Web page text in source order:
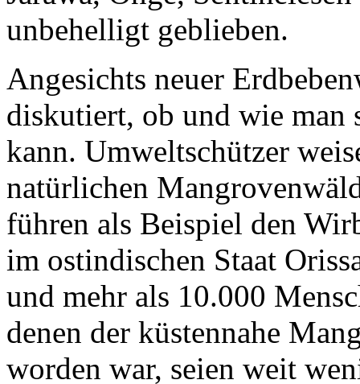
unbehelligt geblieben.
Angesichts neuer
diskutiert, ob und wie man
kann. Umweltschützer
natürlichen
führen als Beispiel den
im ostindischen Staat
und mehr als 10.000
denen der küstennahe
worden war, seien weit